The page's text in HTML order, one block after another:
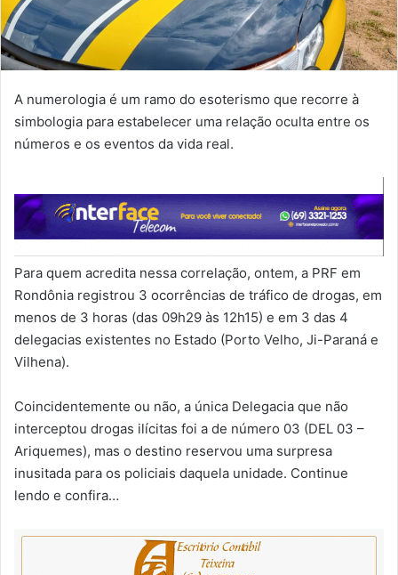
A numerologia é um ramo do esoterismo que recorre à
simbologia para estabelecer uma relação oculta entre os
números e os eventos da vida real.
Para quem acredita nessa correlação, ontem, a PRF em
Rondônia registrou 3 ocorrências de tráfico de drogas, em
menos de 3 horas (das 09h29 às 12h15) e em 3 das 4
delegacias existentes no Estado (Porto Velho, Ji-Paraná e
Vilhena).
Coincidentemente ou não, a única Delegacia que não
interceptou drogas ilícitas foi a de número 03 (DEL 03 –
Ariquemes), mas o destino reservou uma surpresa
inusitada para os policiais daquela unidade. Continue
lendo e confira…